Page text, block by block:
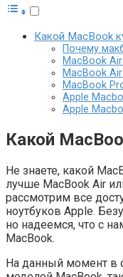
Какой MacBook
Почему
MacBook
MacBook
MacBook
Apple
Apple
Какой
Не знаете, какой
лучше MacBook Air
рассмотрим все
ноутбуков Apple.
но надеемся, что с
MacBook.
На данный момент в